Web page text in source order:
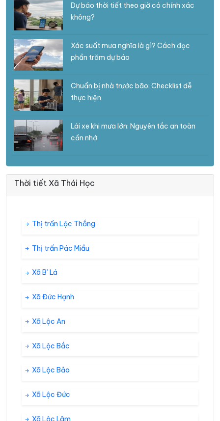
Dự báo thời tiết theo giờ có chính xác
không?
Xác suất mưa nghĩa là gì? Cách đọc
phần trăm dự báo
Chuẩn bị nhà trước bão: Checklist dễ
thực hiện
Lái xe khi mưa lớn: Nguyên tắc an toàn
cần nhớ
Thời tiết Xã Thái Học
Thị trấn Lộc Thắng
Thị trấn Pác Miầu
Xã B’ Lá
Xã Đức Hạnh
Xã Lộc An
Xã Lộc Bắc
Xã Lộc Bảo
Xã Lộc Đức
Xã Lộc Lâm